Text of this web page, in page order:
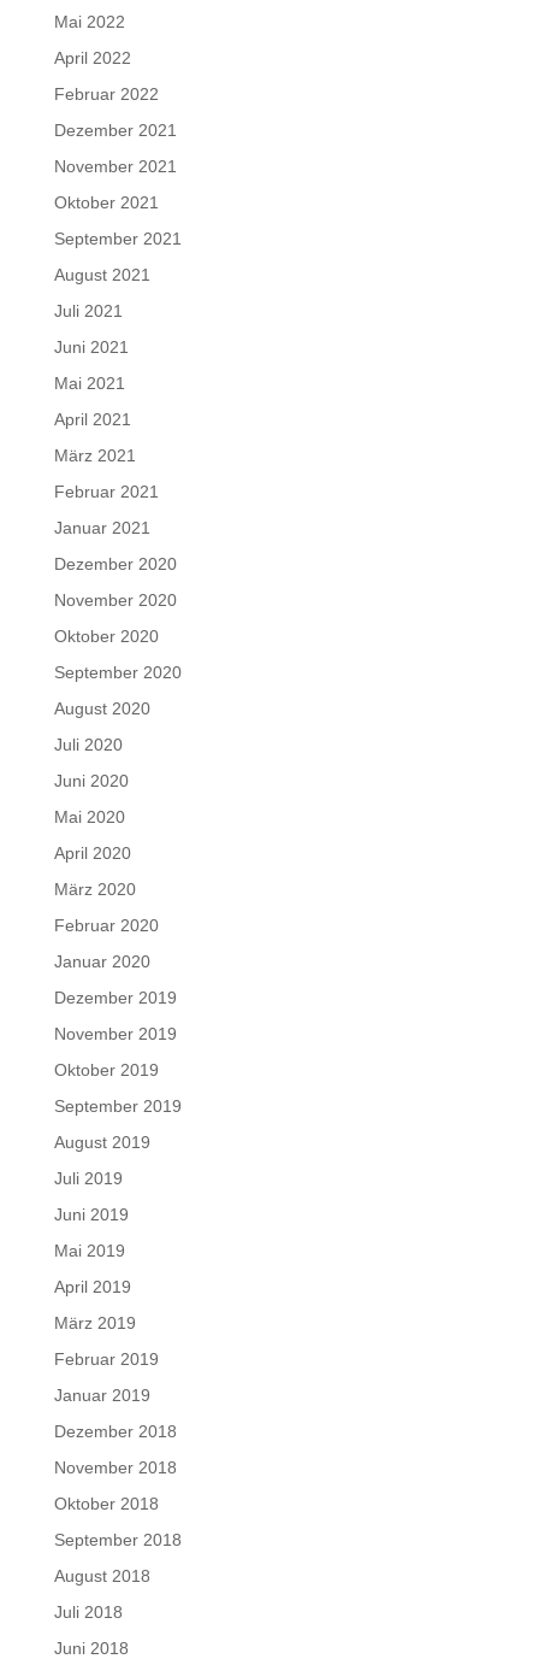
Mai 2022
April 2022
Februar 2022
Dezember 2021
November 2021
Oktober 2021
September 2021
August 2021
Juli 2021
Juni 2021
Mai 2021
April 2021
März 2021
Februar 2021
Januar 2021
Dezember 2020
November 2020
Oktober 2020
September 2020
August 2020
Juli 2020
Juni 2020
Mai 2020
April 2020
März 2020
Februar 2020
Januar 2020
Dezember 2019
November 2019
Oktober 2019
September 2019
August 2019
Juli 2019
Juni 2019
Mai 2019
April 2019
März 2019
Februar 2019
Januar 2019
Dezember 2018
November 2018
Oktober 2018
September 2018
August 2018
Juli 2018
Juni 2018